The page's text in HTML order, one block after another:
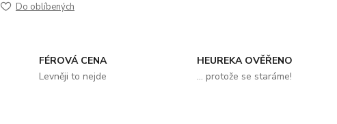
Do oblíbených
FÉROVÁ CENA
Levněji to nejde
HEUREKA OVĚŘENO
... protože se staráme!